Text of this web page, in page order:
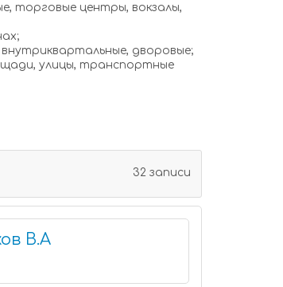
торговые центры, вокзалы,
дворовые;
улицы, транспортные
32 записи
В.А